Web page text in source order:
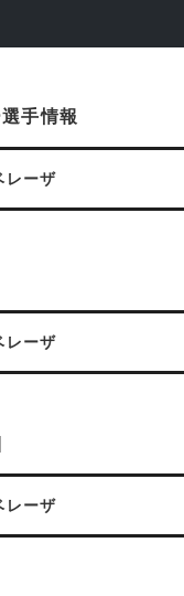
手情報
レーザ
レーザ
レーザ